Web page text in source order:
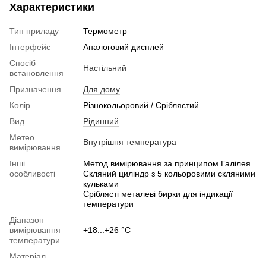
Характеристики
Тип приладу
Термометр
Інтерфейс
Аналоговий дисплей
Спосіб
встановлення
Настільний
Призначення
Для дому
Колір
Різнокольоровий / Сріблястий
Вид
Рідинний
Метео
вимірювання
Внутрішня температура
Інші
особливості
Метод вимірювання за принципом Галілея
Скляний циліндр з 5 кольоровими скляними
кульками
Сріблясті металеві бирки для індикації
температури
Діапазон
вимірювання
температури
+18...+26 °C
Матеріал